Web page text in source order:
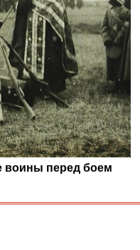
воины перед боем